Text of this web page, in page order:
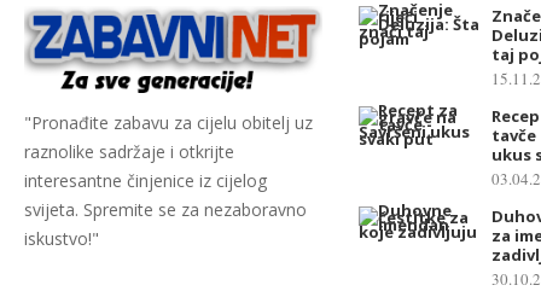
"Pronađite zabavu za cijelu obitelj uz
raznolike sadržaje i otkrijte
interesantne činjenice iz cijelog
svijeta. Spremite se za nezaboravno
iskustvo!"
taj
tavče
ukus
za